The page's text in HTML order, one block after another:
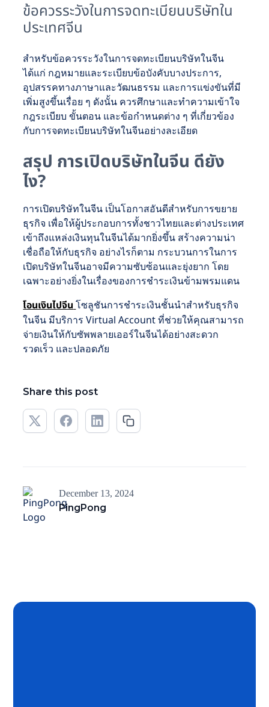
ข้อควรระวังในการจดทะเบียนบริษัทใน
ประเทศจีน
สำหรับข้อควรระวังในการจดทะเบียนบริษัทในจีน
ได้แก่ กฎหมายและระเบียบข้อบังคับบางประการ,
อุปสรรคทางภาษาและวัฒนธรรม และการแข่งขันที่มี
เพิ่มสูงขึ้นเรื่อย ๆ ดังนั้น ควรศึกษาและทำความเข้าใจ
กฎระเบียบ ขั้นตอน และข้อกำหนดต่าง ๆ ที่เกี่ยวข้อง
กับการจดทะเบียนบริษัทในจีนอย่างละเอียด
สรุป การเปิดบริษัทในจีน ดียัง
ไง?
การเปิดบริษัทในจีน เป็นโอกาสอันดีสำหรับการขยาย
ธุรกิจ เพื่อให้ผู้ประกอบการทั้งชาวไทยและต่างประเทศ
เข้าถึงแหล่งเงินทุนในจีนได้มากยิ่งขึ้น สร้างความน่า
เชื่อถือให้กับธุรกิจ อย่างไรก็ตาม กระบวนการในการ
เปิดบริษัทในจีนอาจมีความซับซ้อนและยุ่งยาก โดย
เฉพาะอย่างยิ่งในเรื่องของการชำระเงินข้ามพรมแดน
โอนเงินไปจีนโซลูชันการชำระเงินชั้นนำสำหรับธุรกิจ
ในจีน มีบริการ Virtual Account ที่ช่วยให้คุณสามารถ
จ่ายเงินให้กับซัพพลายเออร์ในจีนได้อย่างสะดวก
รวดเร็ว และปลอดภัย
Share this post
December 13, 2024
PingPong